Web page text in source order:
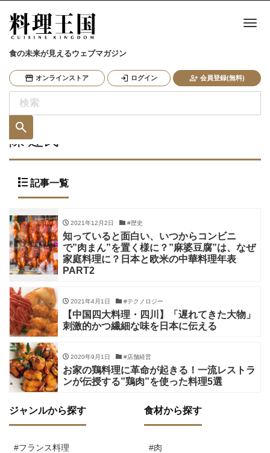
食の未来が見えるウェブマガジン
オンラインストア ログイン 会員登録(無料)
ナ
陳 建民
記事一覧
2021年12月2日 #歴史
知っていると面白い、いつからコンビニ
で”肉まん”を置く様に？”麻婆豆腐”は、なぜ
家庭料理に？日本と欧米の中華料理年表
PART2
2021年4月1日 #テクノロジー
【中国四大料理・四川】「遅れてきた大物」
刺激的かつ繊細な味を日本に伝える
2020年9月1日 #店舗経営
お家の鶏料理に革命が起きる！一流レストラ
ンが伝授する”鶏肉”を使った料理5選
ジャンルから探す
#フランス料理
食材から探す
#肉